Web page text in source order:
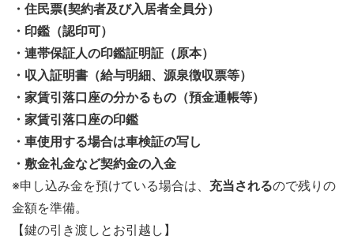
・住民票(契約者及び入居者全員分）
・印鑑（認印可）
・連帯保証人の印鑑証明証（原本）
・収入証明書（給与明細、源泉徴収票等）
・家賃引落口座の分かるもの（預金通帳等）
・家賃引落口座の印鑑
・車使用する場合は車検証の写し
・敷金礼金など契約金の入金
※申し込み金を預けている場合は、 充当されるので残りの
金額を準備。
【鍵の引き渡しとお引越し】